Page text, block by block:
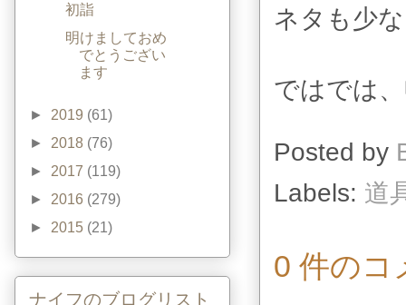
ネタも少
ではでは
Posted by
Labels: 道
0 件のコ
初詣
明けましておめ
でとうござい
ます
► 2019 (61)
► 2018 (76)
► 2017 (119)
► 2016 (279)
► 2015 (21)
ナイフのブログリスト